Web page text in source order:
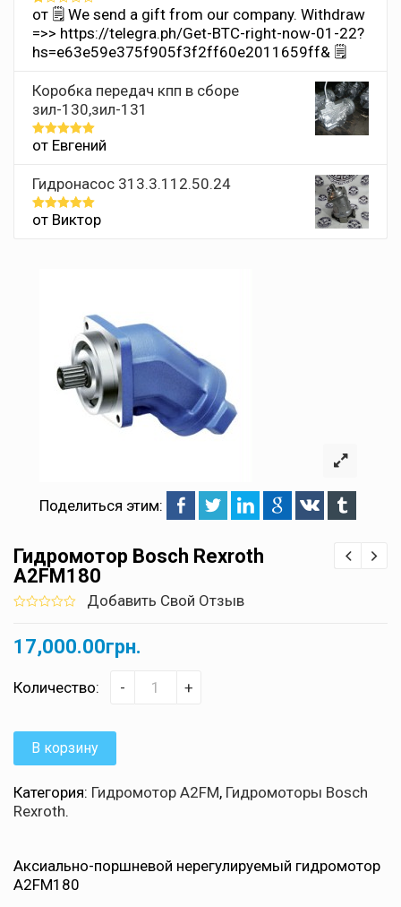
Оценка
из
5
от 🗒 We send a gift from our company. Withdrаw
=>> https://telegra.ph/Get-BTC-right-now-01-22?
hs=e63e59e375f905f3f2ff60e2011659ff& 🗒
Коробка передач кпп в сборе
зил-130,зил-131
Оценка5
от Евгений
Гидронасос 313.3.112.50.24
Оценка5
от Виктор
Поделиться этим:
Гидромотор Bosch Rexroth
A2FM180
of
based
ratings
Добавить Свой Отзыв
17,000.00грн.
Количество: - +
В корзину
Категория: Гидромотор A2FM, Гидромоторы Bosch
Rexroth.
Аксиально-поршневой нерегулируемый гидромотор
A2FM180